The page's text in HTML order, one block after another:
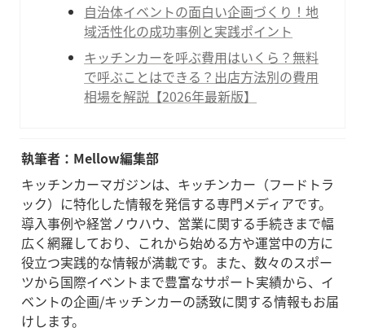
自治体イベントの面白い企画づくり！地
域活性化の成功事例と実践ポイント
キッチンカーを呼ぶ費用はいくら？無料
で呼ぶことはできる？出店方法別の費用
相場を解説【2026年最新版】
執筆者：Mellow編集部
キッチンカーマガジンは、キッチンカー（フードトラ
ック）に特化した情報を発信する専門メディアです。
導入事例や経営ノウハウ、営業に関する手続きまで幅
広く網羅しており、これから始める方や運営中の方に
役立つ実践的な情報が満載です。また、数々のスポー
ツから国際イベントまで豊富なサポート実績から、イ
ベントの企画/キッチンカーの誘致に関する情報もお届
けします。